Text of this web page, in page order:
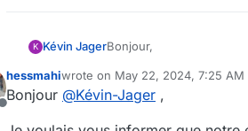
K Kévin JagerBonjour,
@Léa-Angelloz: Un lien
<iframe src= “ “> </
Offline
hessmahiwrote on May 22, 2024, 7:25 AM
last edited by
Bonjour @Kévin-Jager ,